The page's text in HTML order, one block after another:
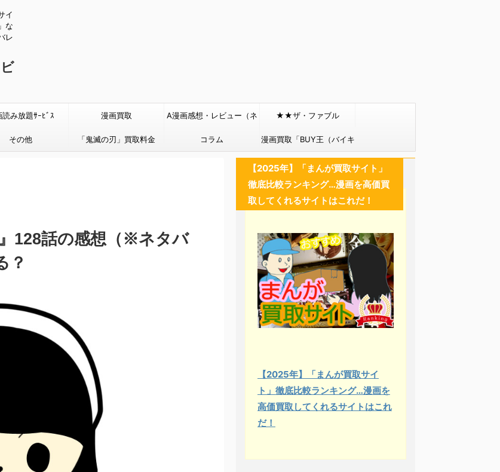
イ
な
レ
読み放題ｻｰﾋﾞｽ 漫画買取 A漫画感想・レビュー（ネ
タバレあり）
★★ザ・ファブル
その他 「鬼滅の刃」買取料金 コラム 漫画買取「BUY王（バイキ
ング）」
128話の感想（※ネタバ
？
【2025年】「まんが買取サイト」
徹底比較ランキング…漫画を高価買
取してくれるサイトはこれだ！
【2025年】「まんが買取サイ
ト」徹底比較ランキング…漫画を
高価買取してくれるサイトはこれ
だ！